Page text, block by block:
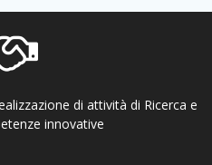
di attività di Ricerca e
innovative